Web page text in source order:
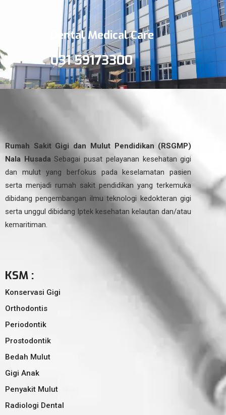
Dental Medical Care
031 59173300
Rumah Sakit Gigi dan Mulut Pendidikan (RSGMP)
Nala Husada Sebagai pusat pelayanan kesehatan gigi
dan mulut yang berfokus pada keselamatan pasien
serta menjadi rumah sakit pendidikan yang terkemuka
dibidang pengembangan ilmu teknologi kedokteran gigi
serta unggul dibidang Iptek kesehatan kelautan dan/atau
kemaritiman.
KSM :
Konservasi Gigi
Orthodontis
Periodontik
Prostodontik
Bedah Mulut
Gigi Anak
Penyakit Mulut
Radiologi Dental